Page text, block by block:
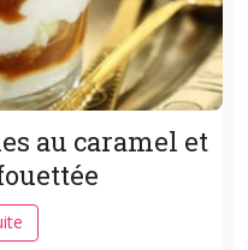
au caramel et